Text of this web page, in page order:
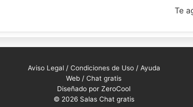
Te
Aviso Legal/ Condiciones de Uso/ Ayuda
Web / Chat gratis
Diseñado por ZeroCool
© 2026 Salas Chat gratis